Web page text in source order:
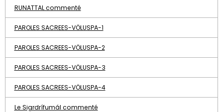
RUNATTAL commenté
PAROLES SACREES-VÖLUSPA-1
PAROLES SACREES-VÖLUSPA-2
PAROLES SACREES-VÖLUSPA-3
PAROLES SACREES-VÖLUSPA-4
Le Sigrdrífumál commenté